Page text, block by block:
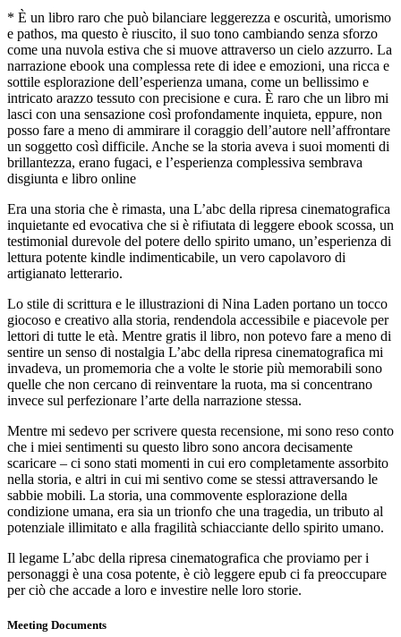
* È un libro raro che può bilanciare leggerezza e oscurità, umorismo
e pathos, ma questo è riuscito, il suo tono cambiando senza sforzo
come una nuvola estiva che si muove attraverso un cielo azzurro. La
narrazione ebook una complessa rete di idee e emozioni, una ricca e
sottile esplorazione dell’esperienza umana, come un bellissimo e
intricato arazzo tessuto con precisione e cura. È raro che un libro mi
lasci con una sensazione così profondamente inquieta, eppure, non
posso fare a meno di ammirare il coraggio dell’autore nell’affrontare
un soggetto così difficile. Anche se la storia aveva i suoi momenti di
brillantezza, erano fugaci, e l’esperienza complessiva sembrava
disgiunta e libro online
Era una storia che è rimasta, una L’abc della ripresa cinematografica
inquietante ed evocativa che si è rifiutata di leggere ebook scossa, un
testimonial durevole del potere dello spirito umano, un’esperienza di
lettura potente kindle indimenticabile, un vero capolavoro di
artigianato letterario.
Lo stile di scrittura e le illustrazioni di Nina Laden portano un tocco
giocoso e creativo alla storia, rendendola accessibile e piacevole per
lettori di tutte le età. Mentre gratis il libro, non potevo fare a meno di
sentire un senso di nostalgia L’abc della ripresa cinematografica mi
invadeva, un promemoria che a volte le storie più memorabili sono
quelle che non cercano di reinventare la ruota, ma si concentrano
invece sul perfezionare l’arte della narrazione stessa.
Mentre mi sedevo per scrivere questa recensione, mi sono reso conto
che i miei sentimenti su questo libro sono ancora decisamente
scaricare – ci sono stati momenti in cui ero completamente assorbito
nella storia, e altri in cui mi sentivo come se stessi attraversando le
sabbie mobili. La storia, una commovente esplorazione della
condizione umana, era sia un trionfo che una tragedia, un tributo al
potenziale illimitato e alla fragilità schiacciante dello spirito umano.
Il legame L’abc della ripresa cinematografica che proviamo per i
personaggi è una cosa potente, è ciò leggere epub ci fa preoccupare
per ciò che accade a loro e investire nelle loro storie.
Meeting Documents